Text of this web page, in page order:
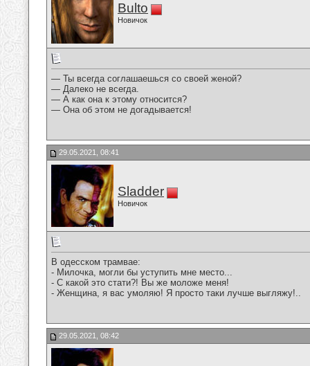
Bulto
Новичок
— Ты всегда соглашаешься со своей женой?
— Далеко не всегда.
— А как она к этому относится?
— Она об этом не догадывается!
29.05.2021, 08:41
Sladder
Новичок
В одесском трамвае:
- Милочка, могли бы уступить мне место...
- С какой это стати?! Вы же моложе меня!
- Женщина, я вас умоляю! Я просто таки лучше выгляжу!..
29.05.2021, 08:42